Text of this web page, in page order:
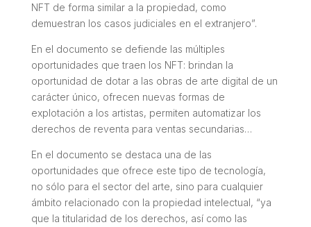
NFT de forma similar a la propiedad, como
demuestran los casos judiciales en el extranjero”.
En el documento se defiende las múltiples
oportunidades que traen los NFT: brindan la
oportunidad de dotar a las obras de arte digital de un
carácter único, ofrecen nuevas formas de
explotación a los artistas, permiten automatizar los
derechos de reventa para ventas secundarias…
En el documento se destaca una de las
oportunidades que ofrece este tipo de tecnología,
no sólo para el sector del arte, sino para cualquier
ámbito relacionado con la propiedad intelectual, “ya
que la titularidad de los derechos, así como las